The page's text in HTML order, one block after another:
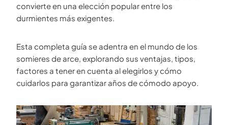
convierte en una elección popular entre los
durmientes más exigentes.
Esta completa guía se adentra en el mundo de los
somieres de arce, explorando sus ventajas, tipos,
factores a tener en cuenta al elegirlos y cómo
cuidarlos para garantizar años de cómodo apoyo.